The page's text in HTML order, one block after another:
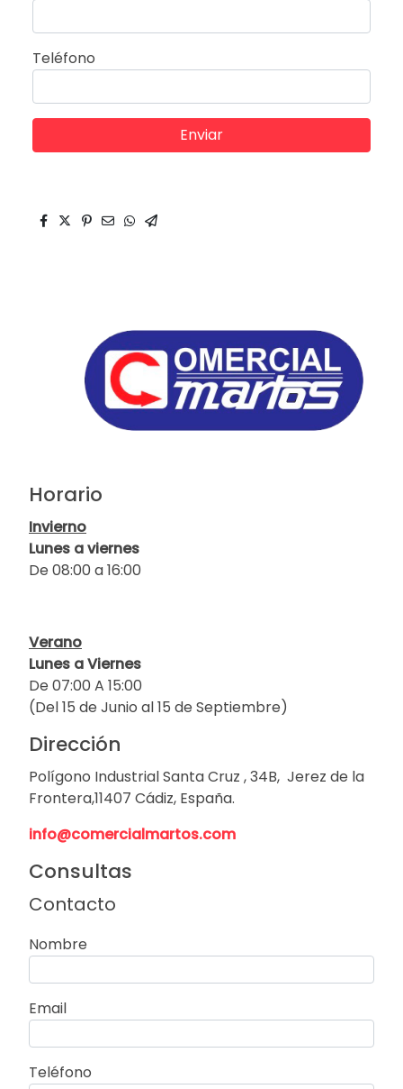
Teléfono
Enviar
Horario
Invierno
Lunes a viernes
De 08:00 a 16:00
Verano
Lunes a Viernes
De 07:00 A 15:00
(Del 15 de Junio al 15 de Septiembre)
Dirección
Polígono Industrial Santa Cruz , 34B, Jerez de la
Frontera,11407 Cádiz, España.
info@comercialmartos.com
Consultas
Contacto
Nombre
Email
Teléfono